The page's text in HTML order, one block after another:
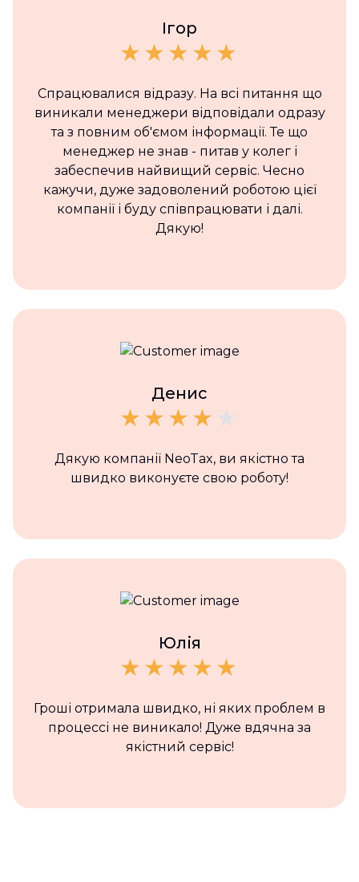
Ігор
Спрацювалися відразу. На всі питання що
виникали менеджери відповідали одразу
та з повним об'ємом інформації. Те що
менеджер не знав - питав у колег і
забеспечив найвищий сервіс. Чесно
кажучи, дуже задоволений роботою цієї
компанії і буду співпрацювати і далі.
Дякую!
Денис
Дякую компанії NeoTax, ви якістно та
швидко виконуєте свою роботу!
Юлія
Гроші отримала швидко, ні яких проблем в
процессі не виникало! Дуже вдячна за
якістний сервіс!